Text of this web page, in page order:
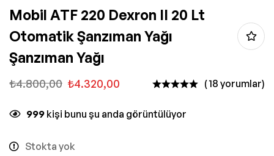
Mobil ATF 220 Dexron II 20 Lt
Otomatik Şanzıman Yağı
Şanzıman Yağı
₺4.800,00 ₺4.320,00 ( 18 yorumlar)
999 kişi bunu şu anda görüntülüyor
Stokta yok